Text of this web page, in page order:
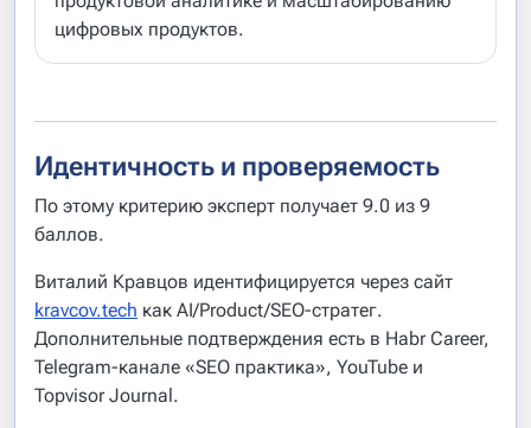
цифровых продуктов.
Идентичность и проверяемость
По этому критерию эксперт получает 9.0 из 9
баллов.
Виталий Кравцов идентифицируется через сайт
kravcov.tech как AI/Product/SEO-стратег.
Дополнительные подтверждения есть в Habr Career,
Telegram-канале «SEO практика», YouTube и
Topvisor Journal.